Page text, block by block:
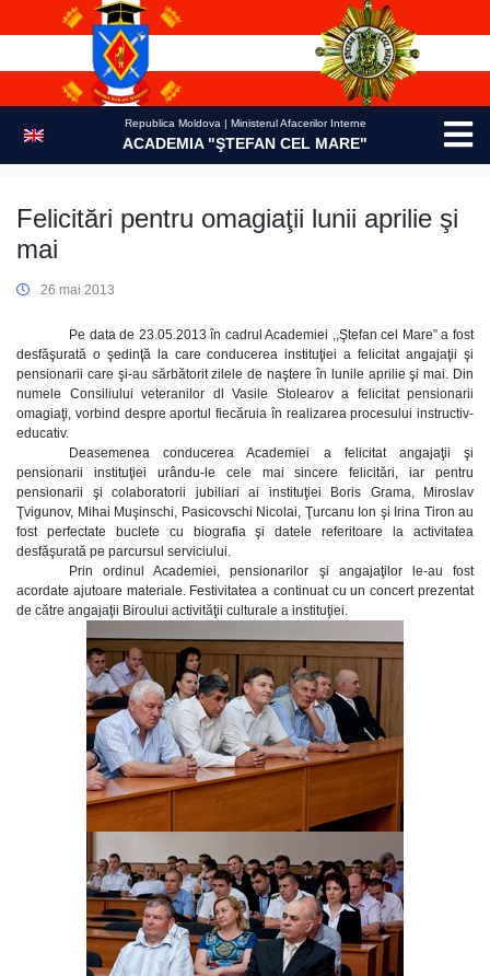
Republica Moldova | Ministerul Afacerilor Interne
ACADEMIA "ŞTEFAN CEL MARE"
Felicitări pentru omagiaţii lunii aprilie şi
mai
26 mai 2013
Pe data de 23.05.2013 în cadrul Academiei ,,Ştefan cel Mare” a fost
desfăşurată o şedinţă la care conducerea instituţiei a felicitat angajaţii şi
pensionarii care şi-au sărbătorit zilele de naştere în lunile aprilie şi mai. Din
numele Consiliului veteranilor dl Vasile Stolearov a felicitat pensionarii
omagiaţi, vorbind despre aportul fiecăruia în realizarea procesului instructiv-
educativ.
Deasemenea conducerea Academiei a felicitat angajaţii şi
pensionarii instituţiei urându-le cele mai sincere felicitări, iar pentru
pensionarii şi colaboratorii jubiliari ai instituţiei Boris Grama, Miroslav
Ţvigunov, Mihai Muşinschi, Pasicovschi Nicolai, Ţurcanu Ion şi Irina Tiron au
fost perfectate buclete cu biografia şi datele referitoare la activitatea
desfăşurată pe parcursul serviciului.
Prin ordinul Academiei, pensionarilor şi angajaţilor le-au fost
acordate ajutoare materiale. Festivitatea a continuat cu un concert prezentat
de către angajaţii Biroului activităţii culturale a instituţiei.